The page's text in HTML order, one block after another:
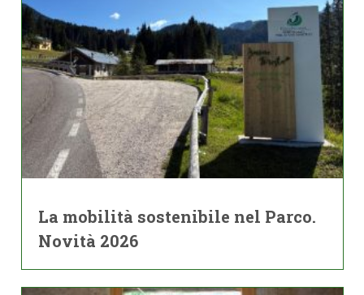
La mobilità sostenibile nel Parco.
Novità 2026